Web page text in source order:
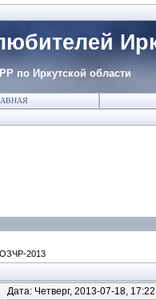
по Иркутской области
ОЗЧР-2013
Дата: Четверг, 2013-07-18,